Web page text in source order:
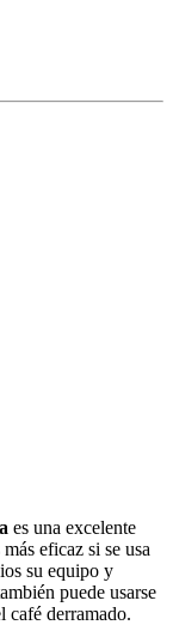
es una excelente
eficaz si se usa
su equipo y
puede usarse
café derramado.